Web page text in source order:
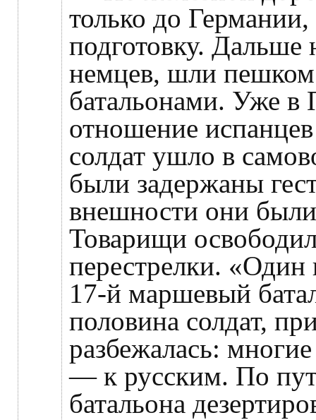
только до
подготовку. Дальше
немцев, шли
батальонами. Уже в
отношение
солдат ушло в
были задержаны
внешности они
Товарищи
перестрелки.
17-й маршевый
половина солдат,
разбежалась:
— к русским. По
батальона